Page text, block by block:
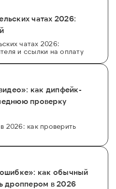
чатах 2026:
чатах 2026:
и ссылки на оплату
как дипфейк-
проверку
2026: как проверить
как обычный
дроппером в 2026